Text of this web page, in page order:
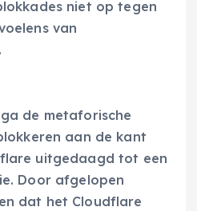
niet op tegen
van
de metaforische
aan de kant
uitgedaagd tot een
Door afgelopen
dat het Cloudflare